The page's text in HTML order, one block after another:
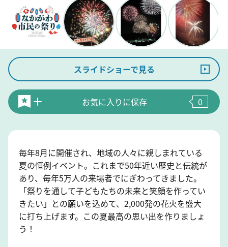
スライドショーで見る
お気に入りに保存 0
毎年8月に開催され、地域の人々に親しまれている
夏の恒例イベント。これまで50年近い歴史と伝統が
あり、毎年5万人の来場者でにぎわってきました。
「祭りを通して子どもたちの未来と笑顔を作ってい
きたい」との願いを込めて、2,000発の花火を盛大
に打ち上げます。この夏最高の思い出を作りましょ
う！